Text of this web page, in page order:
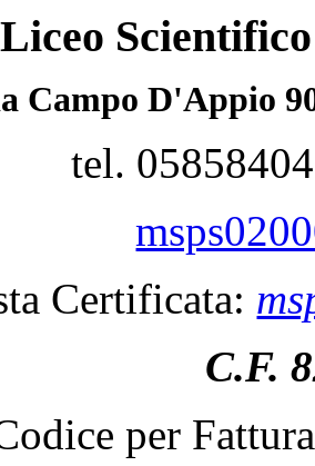
Liceo
Campo D'Appio
tel.
Certificata:
C.F.
per